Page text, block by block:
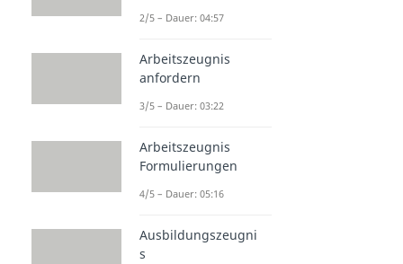
2/5 – Dauer: 04:57
Arbeitszeugnis
anfordern
3/5 – Dauer: 03:22
Arbeitszeugnis
Formulierungen
4/5 – Dauer: 05:16
Ausbildungszeugni
s